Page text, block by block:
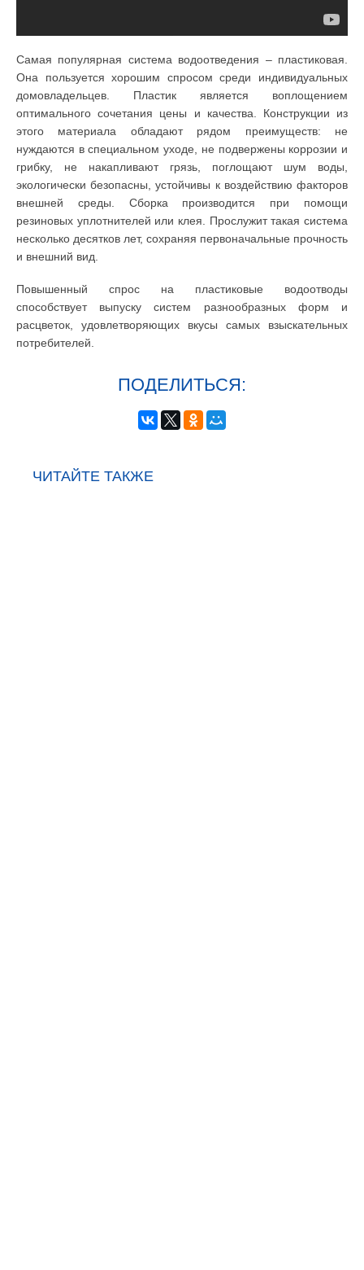
Самая популярная система водоотведения – пластиковая.
Она пользуется хорошим спросом среди индивидуальных
домовладельцев. Пластик является воплощением
оптимального сочетания цены и качества. Конструкции из
этого материала обладают рядом преимуществ: не
нуждаются в специальном уходе, не подвержены коррозии и
грибку, не накапливают грязь, поглощают шум воды,
экологически безопасны, устойчивы к воздействию факторов
внешней среды. Сборка производится при помощи
резиновых уплотнителей или клея. Прослужит такая система
несколько десятков лет, сохраняя первоначальные прочность
и внешний вид.
Повышенный спрос на пластиковые водоотводы
способствует выпуску систем разнообразных форм и
расцветок, удовлетворяющих вкусы самых взыскательных
потребителей.
ПОДЕЛИТЬСЯ:
ЧИТАЙТЕ ТАКЖЕ